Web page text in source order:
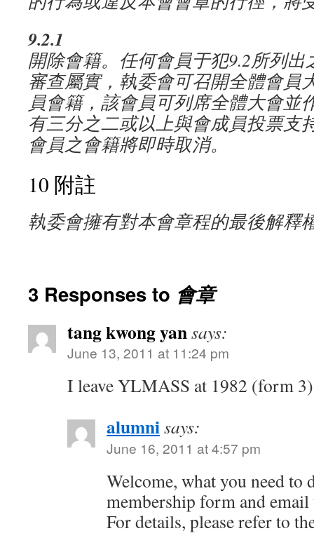
9.2.1
開除會籍。任何會員于犯9.2所列出
審查屬實，執委會可召開全體會員
員會籍，該會員可列席全體大會並
有三分之二或以上與會成員投票支
會員之會籍將即時取消。
10 附註
執委會擁有對本會章程的最後解釋
3 Responses to 會章
tang kwong yansays:
June 13, 2011 at 11:24 pm
I leave YLMASS at 1982 (form
alumnisays:
June 16, 2011 at 4:57 pm
Welcome, what you need
membership form and
For details, please refer to